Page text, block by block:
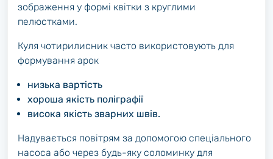
зображення у формі квітки з круглими
пелюстками.
Куля чотирилисник часто використовують для
формування арок
низька вартість
хороша якість поліграфії
висока якість зварних швів.
Надувається повітрям за допомогою спеціального
насоса або через будь-яку соломинку для